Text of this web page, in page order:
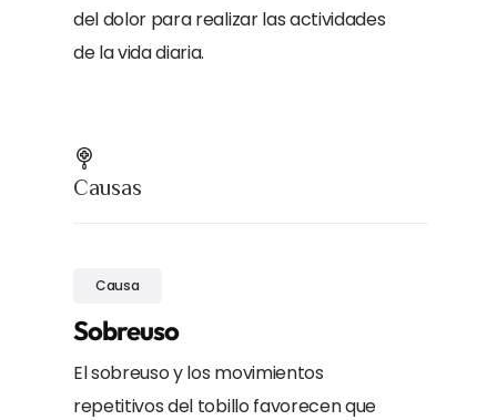
del dolor para realizar las actividades
de la vida diaria.
Causas
Causa
Sobreuso
El sobreuso y los movimientos
repetitivos del tobillo favorecen que